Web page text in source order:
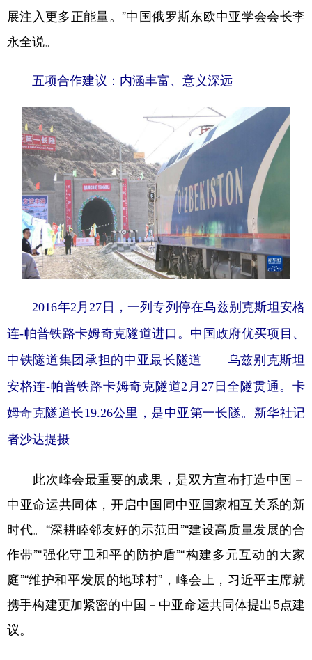
展注入更多正能量。”中国俄罗斯东欧中亚学会会长李
永全说。
五项合作建议：内涵丰富、意义深远
2016年2月27日，一列专列停在乌兹别克斯坦安格
连-帕普铁路卡姆奇克隧道进口。中国政府优买项目、
中铁隧道集团承担的中亚最长隧道——乌兹别克斯坦
安格连-帕普铁路卡姆奇克隧道2月27日全隧贯通。卡
姆奇克隧道长19.26公里，是中亚第一长隧。新华社记
者沙达提摄
此次峰会最重要的成果，是双方宣布打造中国－
中亚命运共同体，开启中国同中亚国家相互关系的新
时代。“深耕睦邻友好的示范田”“建设高质量发展的合
作带”“强化守卫和平的防护盾”“构建多元互动的大家
庭”“维护和平发展的地球村”，峰会上，习近平主席就
携手构建更加紧密的中国－中亚命运共同体提出5点建
议。